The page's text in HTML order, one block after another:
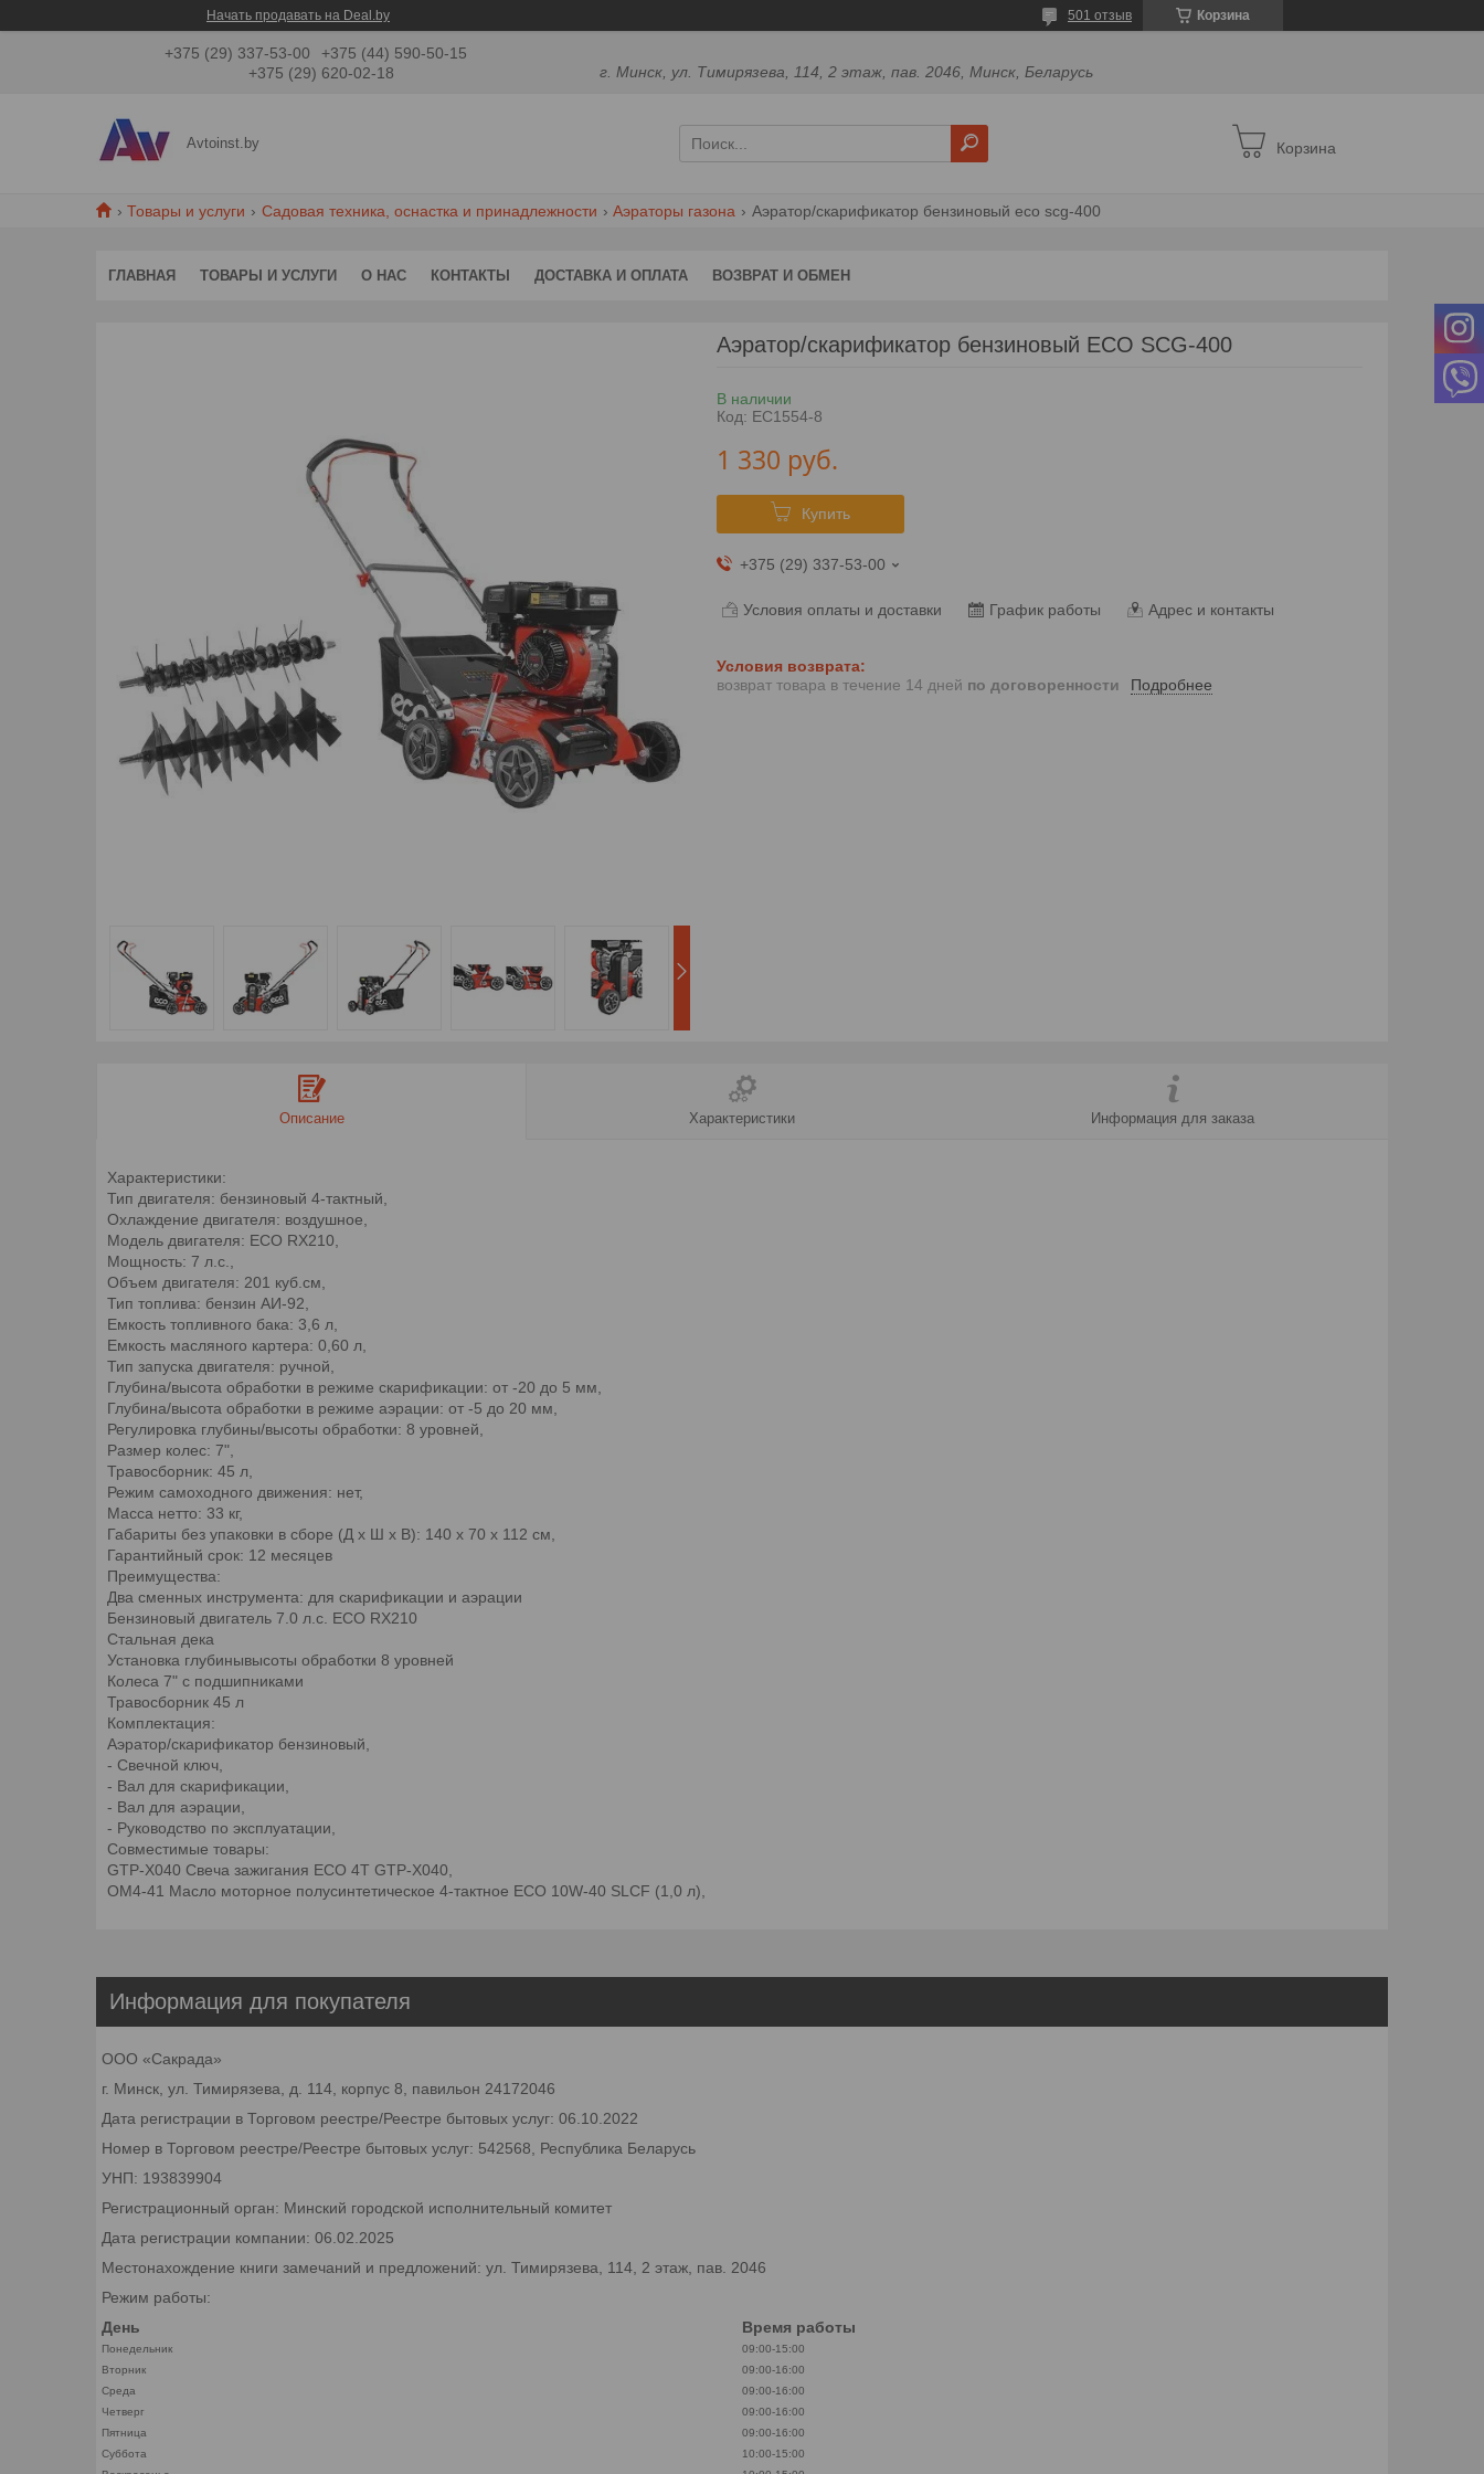
Начать продавать на Deal.by Корзина
501 отзыв
+375 (29) 337-53-00
+375 (44) 590-50-15
+375 (29) 620-02-18
г. Минск, ул. Тимирязева, 114, 2 этаж, пав. 2046, Минск, Беларусь
Avtoinst.by Корзина
Товары и услуги Садовая техника, оснастка и принадлежности Аэраторы газона Аэратор/скарификатор бензиновый eco scg-400
ГЛАВНАЯ ТОВАРЫ И УСЛУГИ О НАС КОНТАКТЫ ДОСТАВКА И ОПЛАТА ВОЗВРАТ И ОБМЕН
Аэратор/скарификатор бензиновый ECO SCG-400
В наличии
Код: EC1554-8
1 330 руб.
Купить
+375 (29) 337-53-00
Условия оплаты и доставки График работы Адрес и контакты
возврат товара в течение 14 дней по договоренности Подробнее
Описание Характеристики Информация для заказа
Характеристики:
Тип двигателя: бензиновый 4-тактный,
Оxлаждение двигателя: воздушное,
Модель двигателя: ECO RX210,
Мощность: 7 л.с.,
Объем двигателя: 201 куб.см,
Тип топлива: бензин АИ-92,
Емкость топливного бака: 3,6 л,
Емкость масляного картера: 0,60 л,
Тип запуска двигателя: ручной,
Глубина/высота обработки в режиме скарификации: от -20 до 5 мм,
Глубина/высота обработки в режиме аэрации: от -5 до 20 мм,
Регулировка глубины/высоты обработки: 8 уровней,
Размер колес: 7",
Травосборник: 45 л,
Режим самоxодного движения: нет,
Масса нетто: 33 кг,
Габариты без упаковки в сборе (Д x Ш x В): 140 x 70 x 112 см,
Гарантийный срок: 12 месяцев
Преимущества:
Два сменных инструмента: для скарификации и аэрации
Бензиновый двигатель 7.0 л.с. ECO RX210
Стальная дека
Установка глубинывысоты обработки 8 уровней
Колеса 7" с подшипниками
Травосборник 45 л
Комплектация:
Аэратор/скарификатор бензиновый,
- Свечной ключ,
- Вал для скарификации,
- Вал для аэрации,
- Руководство по эксплуатации,
Совместимые товары:
GTP-X040 Свеча зажигания ECO 4T GTP-X040,
OM4-41 Масло моторное полусинтетическое 4-тактное ECO 10W-40 SLCF (1,0 л),
Информация для покупателя
ООО «Сакрада»
г. Минск, ул. Тимирязева, д. 114, корпус 8, павильон 24172046
Дата регистрации в Торговом реестре/Реестре бытовых услуг: 06.10.2022
Номер в Торговом реестре/Реестре бытовых услуг: 542568, Республика Беларусь
УНП: 193839904
Регистрационный орган: Минский городской исполнительный комитет
Дата регистрации компании: 06.02.2025
Местонахождение книги замечаний и предложений: ул. Тимирязева, 114, 2 этаж, пав. 2046
Режим работы:
День
Время работы
Понедельник
09:00-15:00
Вторник
09:00-16:00
Среда
09:00-16:00
Четверг
09:00-16:00
Пятница
09:00-16:00
Суббота
10:00-15:00